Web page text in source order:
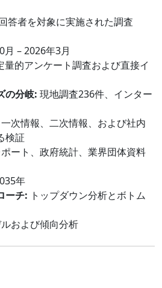
答者を対象に実施された調査
月 – 2026年3月
量的アンケート調査および直接イ
の分岐: 現地調査236件、インター
一次情報、二次情報、および社内
検証
ート、政府統計、業界団体資料
年
ーチ: トップダウン分析とボトム
および傾向分析